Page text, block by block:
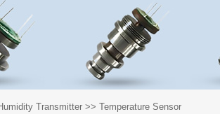
Transmitter >> Temperature Sensor